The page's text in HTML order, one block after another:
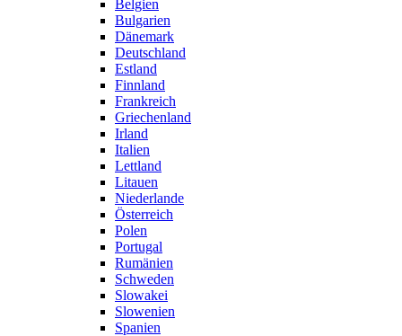
Belgien
Bulgarien
Dänemark
Deutschland
Estland
Finnland
Frankreich
Griechenland
Irland
Italien
Lettland
Litauen
Niederlande
Österreich
Polen
Portugal
Rumänien
Schweden
Slowakei
Slowenien
Spanien